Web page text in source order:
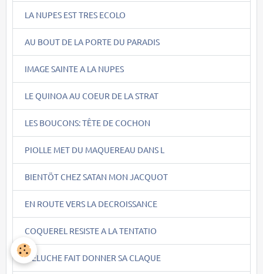
LA NUPES EST TRES ECOLO
AU BOUT DE LA PORTE DU PARADIS
IMAGE SAINTE A LA NUPES
LE QUINOA AU COEUR DE LA STRAT
LES BOUCONS: TÊTE DE COCHON
PIOLLE MET DU MAQUEREAU DANS L
BIENTÖT CHEZ SATAN MON JACQUOT
EN ROUTE VERS LA DECROISSANCE
COQUEREL RESISTE A LA TENTATIO
MELUCHE FAIT DONNER SA CLAQUE